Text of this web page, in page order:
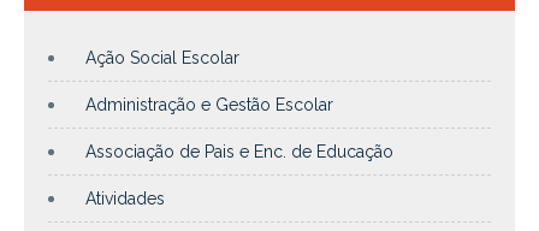
Ação Social Escolar
Administração e Gestão Escolar
Associação de Pais e Enc. de Educação
Atividades